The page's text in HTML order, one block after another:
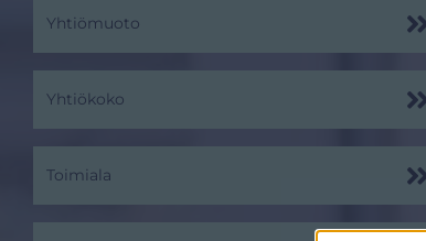
Yhtiömuoto
Yhtiökoko
Toimiala